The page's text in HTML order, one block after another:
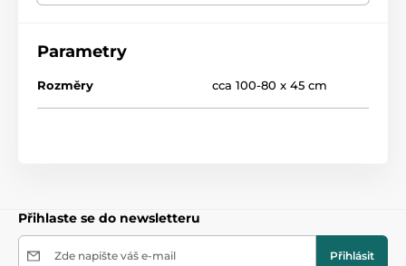
Možnost nastavení délky v rozmezí 100 - 80 cm
Lze použít do hlubokých kočárků, kočárků a jako
spací pytel na saně
Všitý zip umožňuje rychlé uvolnění
Parametry
Rozměry cca 100-80 x 45 cm
Přihlaste se do newsletteru
Zde napište váš e-mail Přihlásit